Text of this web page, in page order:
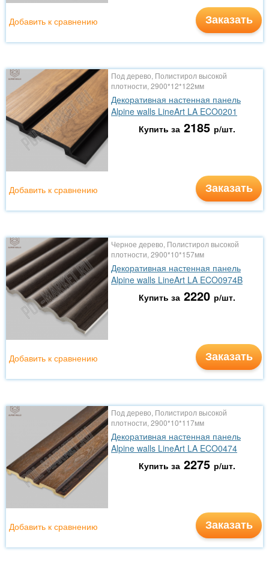
Заказать
Добавить к сравнению
Под дерево, Полистирол высокой
плотности, 2900*12*122мм
Декоративная настенная панель
Alpine walls LineArt LA ECO0201
Купить за 2185 р/шт.
Заказать
Добавить к сравнению
Черное дерево, Полистирол высокой
плотности, 2900*10*157мм
Декоративная настенная панель
Alpine walls LineArt LA ECO0974B
Купить за 2220 р/шт.
Заказать
Добавить к сравнению
Под дерево, Полистирол высокой
плотности, 2900*10*117мм
Декоративная настенная панель
Alpine walls LineArt LA ECO0474
Купить за 2275 р/шт.
Заказать
Добавить к сравнению